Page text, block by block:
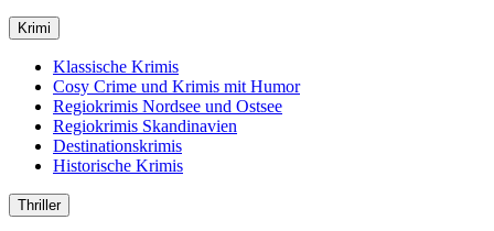
Krimi
Klassische Krimis
Cosy Crime und Krimis mit Humor
Regiokrimis Nordsee und Ostsee
Regiokrimis Skandinavien
Destinationskrimis
Historische Krimis
Thriller